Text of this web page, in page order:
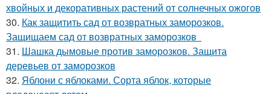
хвойных и декоративных растений от солнечных ожогов
30. Как защитить сад от возвратных заморозков.
Защищаем сад от возвратных заморозков
31. Шашка дымовые против заморозков. Защита
деревьев от заморозков
32. Яблони с яблоками. Сорта яблок, которые